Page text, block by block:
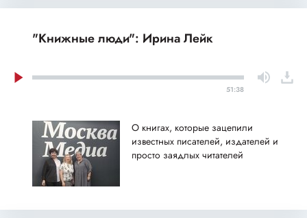
"Книжные люди": Ирина Лейк
51:38
О книгах, которые зацепили
известных писателей, издателей и
просто заядлых читателей